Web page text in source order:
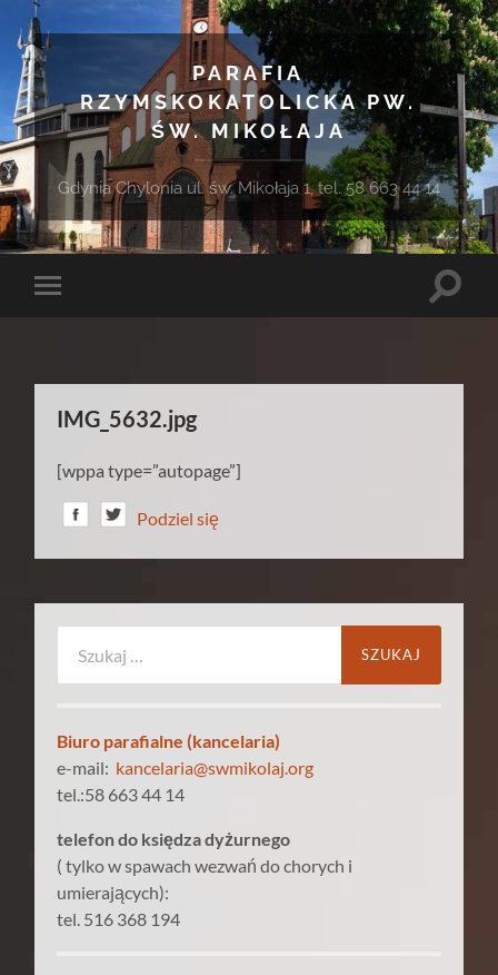
PARAFIA
RZYMSKOKATOLICKA PW.
ŚW. MIKOŁAJA
Gdynia Chylonia ul. św. Mikołaja 1, tel. 58 663 44 14
Toggle
Toggle
IMG_5632.jpg
[wppa type=”autopage”]
Podziel się
Biuro parafialne (kancelaria)
e-mail: kancelaria@swmikolaj.org
tel.:58 663 44 14
telefon do księdza dyżurnego
( tylko w spawach wezwań do chorych i
umierających):
tel. 516 368 194